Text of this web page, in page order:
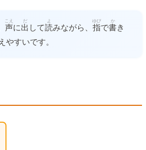
声
こえ
に出
だ
して読
よ
みながら、 指
ゆび
で書
か
き
えやすいです。